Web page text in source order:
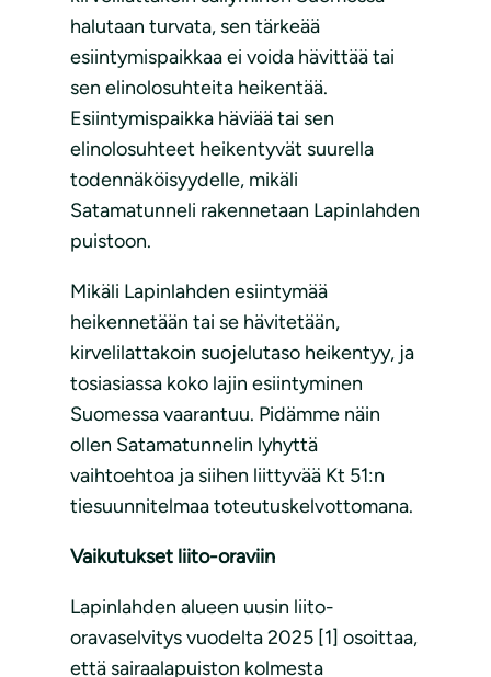
halutaan turvata, sen tärkeää
esiintymispaikkaa ei voida hävittää tai
sen elinolosuhteita heikentää.
Esiintymispaikka häviää tai sen
elinolosuhteet heikentyvät suurella
todennäköisyydelle, mikäli
Satamatunneli rakennetaan Lapinlahden
puistoon.
Mikäli Lapinlahden esiintymää
heikennetään tai se hävitetään,
kirvelilattakoin suojelutaso heikentyy, ja
tosiasiassa koko lajin esiintyminen
Suomessa vaarantuu. Pidämme näin
ollen Satamatunnelin lyhyttä
vaihtoehtoa ja siihen liittyvää Kt 51:n
tiesuunnitelmaa toteutuskelvottomana.
Vaikutukset liito-oraviin
Lapinlahden alueen uusin liito-
oravaselvitys vuodelta 2025 [1] osoittaa,
että sairaalapuiston kolmesta